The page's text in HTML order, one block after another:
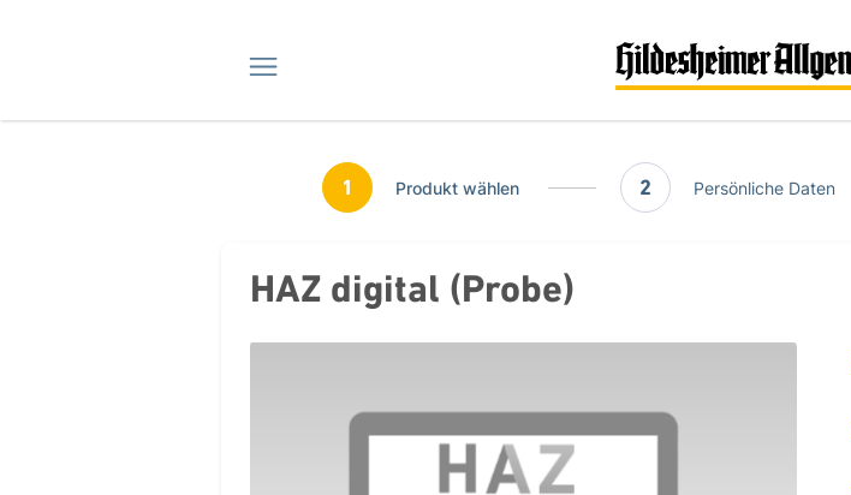
Navigation
1 Produkt wählen 2 Persönliche Daten
HAZ digital (Probe)